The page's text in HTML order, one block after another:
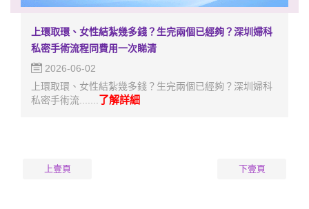
上環取環、女性結紮幾多錢？生完兩個已經夠？深圳婦科
私密手術流程同費用一次睇清
2026-06-02
上環取環、女性結紮幾多錢？生完兩個已經夠？深圳婦科
私密手術流....... 了解詳細
上壹頁 下壹頁